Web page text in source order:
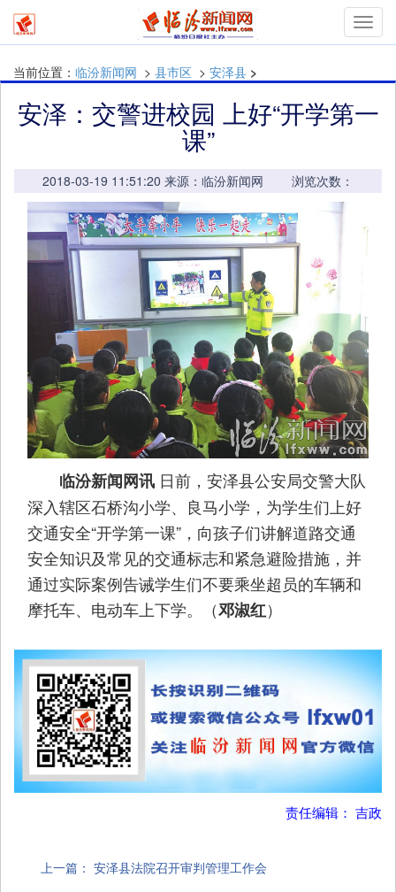
当前位置： 临汾新闻网 > 县市区 > 安泽县 >
安泽：交警进校园 上好“开学第一
课”
2018-03-19 11:51:20 来源：临汾新闻网 浏览次数：
临汾新闻网讯 日前，安泽县公安局交警大队
深入辖区石桥沟小学、良马小学，为学生们上好
交通安全“开学第一课”，向孩子们讲解道路交通
安全知识及常见的交通标志和紧急避险措施，并
通过实际案例告诫学生们不要乘坐超员的车辆和
摩托车、电动车上下学。（邓淑红）
责任编辑： 吉政
上一篇： 安泽县法院召开审判管理工作会